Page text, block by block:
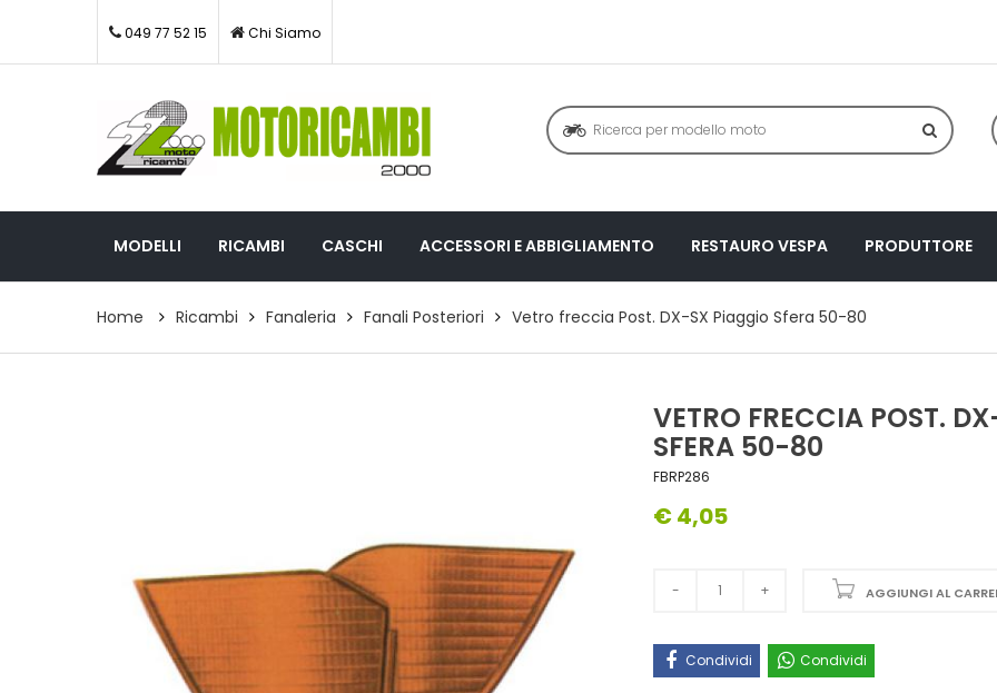
049 77 52 15 Chi Siamo
MODELLI RICAMBI CASCHI ACCESSORI E ABBIGLIAMENTO RESTAURO VESPA PRODUTTORE
Home Ricambi Fanaleria Fanali Posteriori Vetro freccia Post. DX-SX Piaggio Sfera 50-80
VETRO FRECCIA POST.
SFERA 50-80
FBRP286
€ 4,05
AGGIUNGI AL
Condividi Condividi